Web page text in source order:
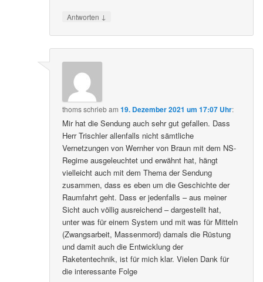
Antworten ↓
thomsschriebam19. Dezember 2021 um 17:07 Uhr:
Mir hat die Sendung auch sehr gut gefallen. Dass
Herr Trischler allenfalls nicht sämtliche
Vernetzungen von Wernher von Braun mit dem NS-
Regime ausgeleuchtet und erwähnt hat, hängt
vielleicht auch mit dem Thema der Sendung
zusammen, dass es eben um die Geschichte der
Raumfahrt geht. Dass er jedenfalls – aus meiner
Sicht auch völlig ausreichend – dargestellt hat,
unter was für einem System und mit was für Mitteln
(Zwangsarbeit, Massenmord) damals die Rüstung
und damit auch die Entwicklung der
Raketentechnik, ist für mich klar. Vielen Dank für
die interessante Folge